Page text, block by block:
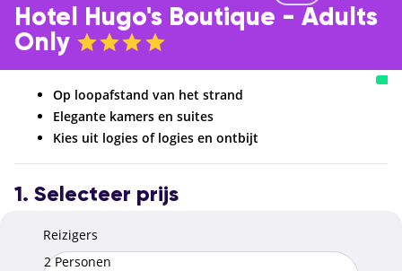
Hotel Hugo's Boutique - Adults
Only
Op loopafstand van het strand
Elegante kamers en suites
Kies uit logies of logies en ontbijt
1. Selecteer prijs
Reizigers
2 Personen